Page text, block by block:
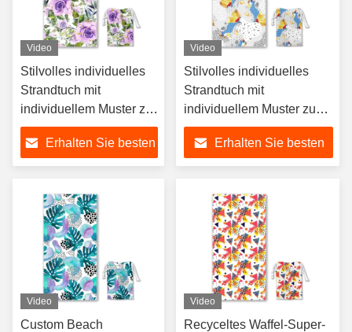
Video
Stilvolles individuelles
Strandtuch mit
individuellem Muster zu
verkaufen,
personalisiertes
Strandtuch
Erhalten Sie besten
Video
Stilvolles individuelles
Strandtuch mit
individuellem Muster zu
verkaufen,
personalisiertes
Strandtuch
Erhalten Sie besten
Video
Custom Beach
Video
Recyceltes Waffel-Super-